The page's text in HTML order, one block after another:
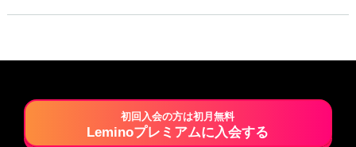
初回入会の方は初月無料
Leminoプレミアムに入会する